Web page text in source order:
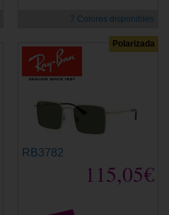
7 Colores disponibles
Polarizada
RB3782
115,05€